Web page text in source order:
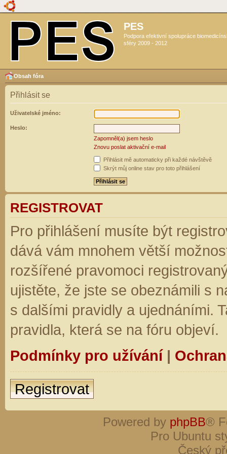
PES
Podpora efektivní spolupráce
sféry 2009 - 2012
Obsah fóra
Přihlásit se
Uživatelské jméno:
Heslo:
Zapomněl(a) jsem heslo
Znovu poslat aktivační e-mail
Přihlásit mě automaticky při každé návštěvě
Skrýt můj online stav pro toto přihlášení
REGISTROVAT
Pro přihlášení musíte být
dává vám mnohem větší
rozšířené pravomoci
ujistěte, že jste se obeznámili s
s dalšími pravidly a ujednáními.
pravidla, která se na fóru objeví.
Podmínky pro užívání|
Registrovat
Powered by phpBB®
Pro Ubuntu
Český